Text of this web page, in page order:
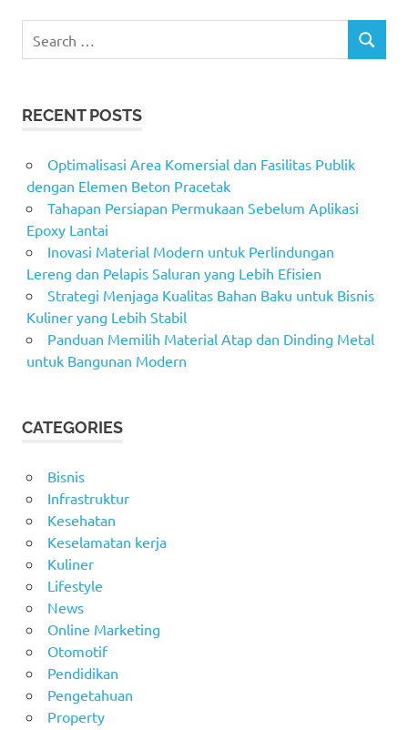
for:
SEARCH
RECENT POSTS
Optimalisasi Area Komersial dan Fasilitas Publik
dengan Elemen Beton Pracetak
Tahapan Persiapan Permukaan Sebelum Aplikasi
Epoxy Lantai
Inovasi Material Modern untuk Perlindungan
Lereng dan Pelapis Saluran yang Lebih Efisien
Strategi Menjaga Kualitas Bahan Baku untuk Bisnis
Kuliner yang Lebih Stabil
Panduan Memilih Material Atap dan Dinding Metal
untuk Bangunan Modern
CATEGORIES
Bisnis
Infrastruktur
Kesehatan
Keselamatan kerja
Kuliner
Lifestyle
News
Online Marketing
Otomotif
Pendidikan
Pengetahuan
Property